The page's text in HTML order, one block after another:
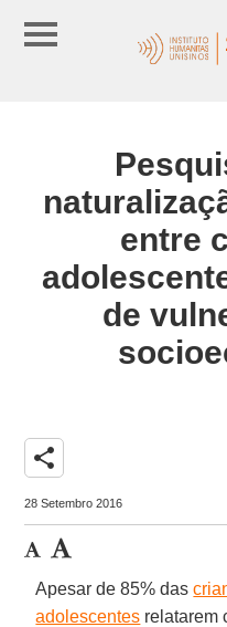
entre
de
share
28 Setembro 2016
Apesar de 85% das
adolescentes relatarem